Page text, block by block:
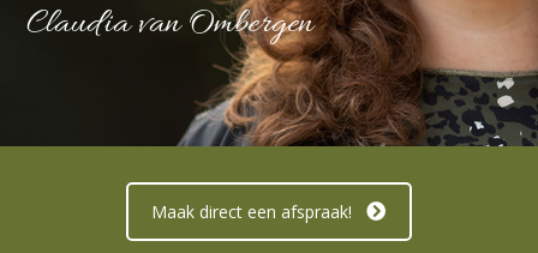
Claudia van Ombergen
Maak direct een afspraak!